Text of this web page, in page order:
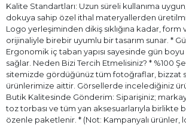
Kalite Standartları: Uzun süreli kullanıma
dokuya sahip özel ithal materyallerden
Logo yerleşiminden dikiş sıklığına kadar, form
orijinaliyle birebir uyumlu bir tasarım sunar. *
Ergonomik iç taban yapısı sayesinde gün boyu
sağlar. Neden Bizi Tercih Etmelisiniz? * %100
sitemizde gördüğünüz tüm fotoğraflar, bizzat
ürünlerimize aittir. Görsellerde incelediğiniz
Butik Kalitesinde Gönderim: Siparişiniz;
toz torbası ve tüm yan aksesuarlarıyla birlikte
özenle paketlenir. * (Not: Kampanyalı ürünler,